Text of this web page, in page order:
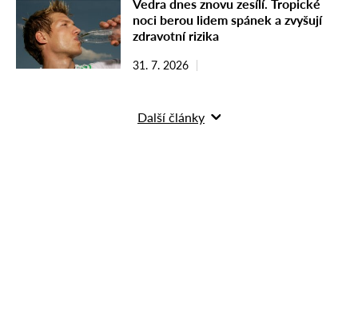
Vedra dnes znovu zesílí. Tropické
noci berou lidem spánek a zvyšují
zdravotní rizika
31. 7. 2026
Další články